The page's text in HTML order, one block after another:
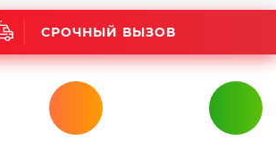
СРОЧНЫЙ ВЫЗОВ